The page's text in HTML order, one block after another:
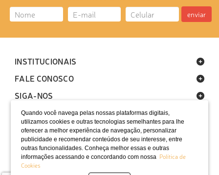
Quando você navega pelas nossas plataformas digitais,
utilizamos cookies e outras tecnologias semelhantes para lhe
oferecer a melhor experiência de navegação, personalizar
publicidade e recomendar conteúdos de seu interesse, entre
outras funcionalidades. Conheça melhor essas e outras
informações acessando e concordando com nossa Política de
Cookies
enviar
INSTITUCIONAIS
FALE CONOSCO
SIGA-NOS
LOCALIZAÇÃO